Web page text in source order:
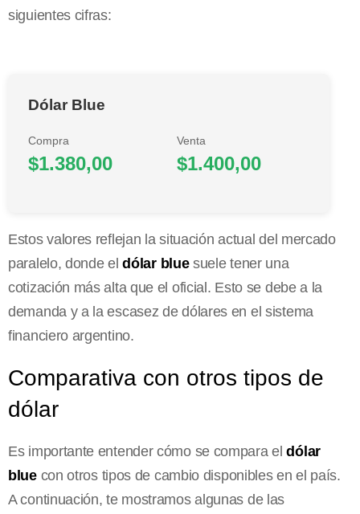
siguientes cifras:
Dólar Blue
Compra
$1.380,00
Venta
$1.400,00
Estos valores reflejan la situación actual del mercado
paralelo, donde eldólar bluesuele tener una
cotización más alta que el oficial. Esto se debe a la
demanda y a la escasez de dólares en el sistema
financiero argentino.
Comparativa con otros tipos de
dólar
Es importante entender cómo se compara eldólar
bluecon otros tipos de cambio disponibles en el país.
A continuación, te mostramos algunas de las